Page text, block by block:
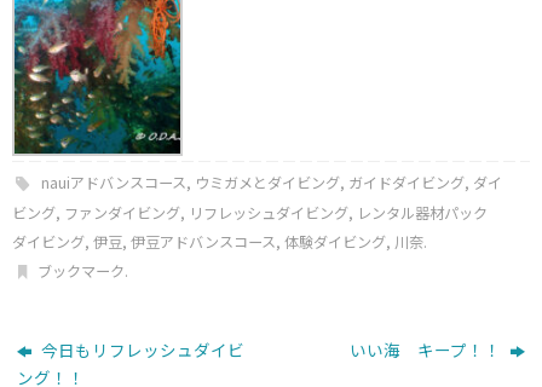
nauiアドバンスコース, ウミガメとダイビング, ガイドダイビング, ダイ
ビング, ファンダイビング, リフレッシュダイビング, レンタル器材パック
ダイビング, 伊豆, 伊豆アドバンスコース, 体験ダイビング, 川奈.
ブックマーク.
今日もリフレッシュダイビ
ング！！
いい海 キープ！！